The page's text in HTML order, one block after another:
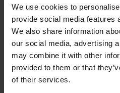
We use cookies to
provide social media features
We also share information
our social media, advertising
may combine it with other
provided to them or that
of their services.
Benidorm. Si ce projet vous
obtenir plus d'informations,
contacter.